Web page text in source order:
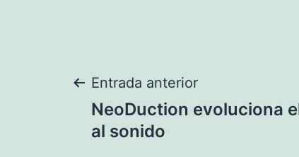
Navegación
de
Entrada anterior
NeoDuction evoluciona
al sonido